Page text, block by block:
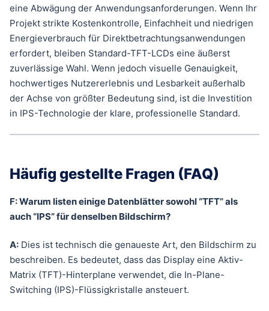
eine Abwägung der Anwendungsanforderungen. Wenn Ihr
Projekt strikte Kostenkontrolle, Einfachheit und niedrigen
Energieverbrauch für Direktbetrachtungsanwendungen
erfordert, bleiben Standard-TFT-LCDs eine äußerst
zuverlässige Wahl. Wenn jedoch visuelle Genauigkeit,
hochwertiges Nutzererlebnis und Lesbarkeit außerhalb
der Achse von größter Bedeutung sind, ist die Investition
in IPS-Technologie der klare, professionelle Standard.
Häufig gestellte Fragen (FAQ)
F: Warum listen einige Datenblätter sowohl “TFT” als
auch “IPS” für denselben Bildschirm?
A: Dies ist technisch die genaueste Art, den Bildschirm zu
beschreiben. Es bedeutet, dass das Display eine Aktiv-
Matrix (TFT)-Hinterplane verwendet, die In-Plane-
Switching (IPS)-Flüssigkristalle ansteuert.